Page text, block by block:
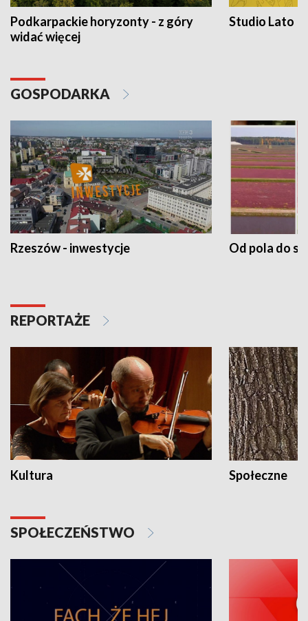
Podkarpackie horyzonty - z góry
widać więcej
Studio Lato
GOSPODARKA
Rzeszów - inwestycje Od pola do
REPORTAŻE
Kultura Społeczne
SPOŁECZEŃSTWO